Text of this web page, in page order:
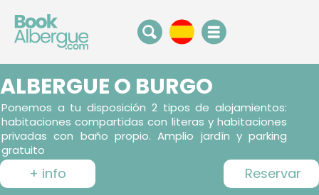
ALBERGUE O BURGO
Ponemos a tu disposición 2 tipos de alojamientos:
habitaciones compartidas con literas y habitaciones
privadas con baño propio. Amplio jardín y parking
gratuito
+ info Reservar